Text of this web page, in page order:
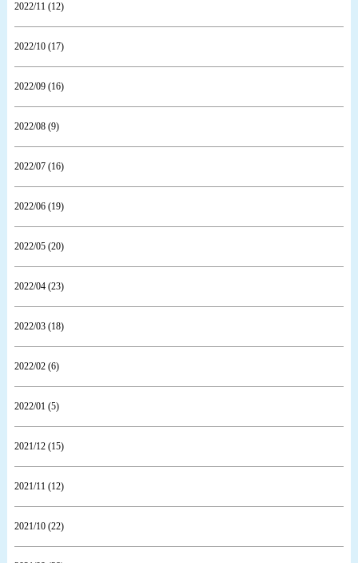
2022/11 (12)
2022/10 (17)
2022/09 (16)
2022/08 (9)
2022/07 (16)
2022/06 (19)
2022/05 (20)
2022/04 (23)
2022/03 (18)
2022/02 (6)
2022/01 (5)
2021/12 (15)
2021/11 (12)
2021/10 (22)